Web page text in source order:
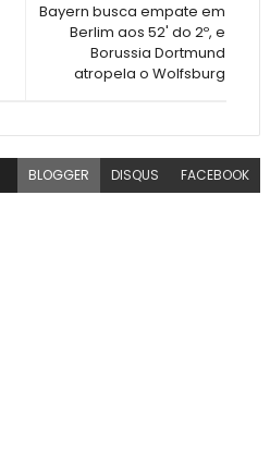
Bayern busca empate em
Berlim aos 52' do 2º, e
Borussia Dortmund
atropela o Wolfsburg
BLOGGER DISQUS FACEBOOK